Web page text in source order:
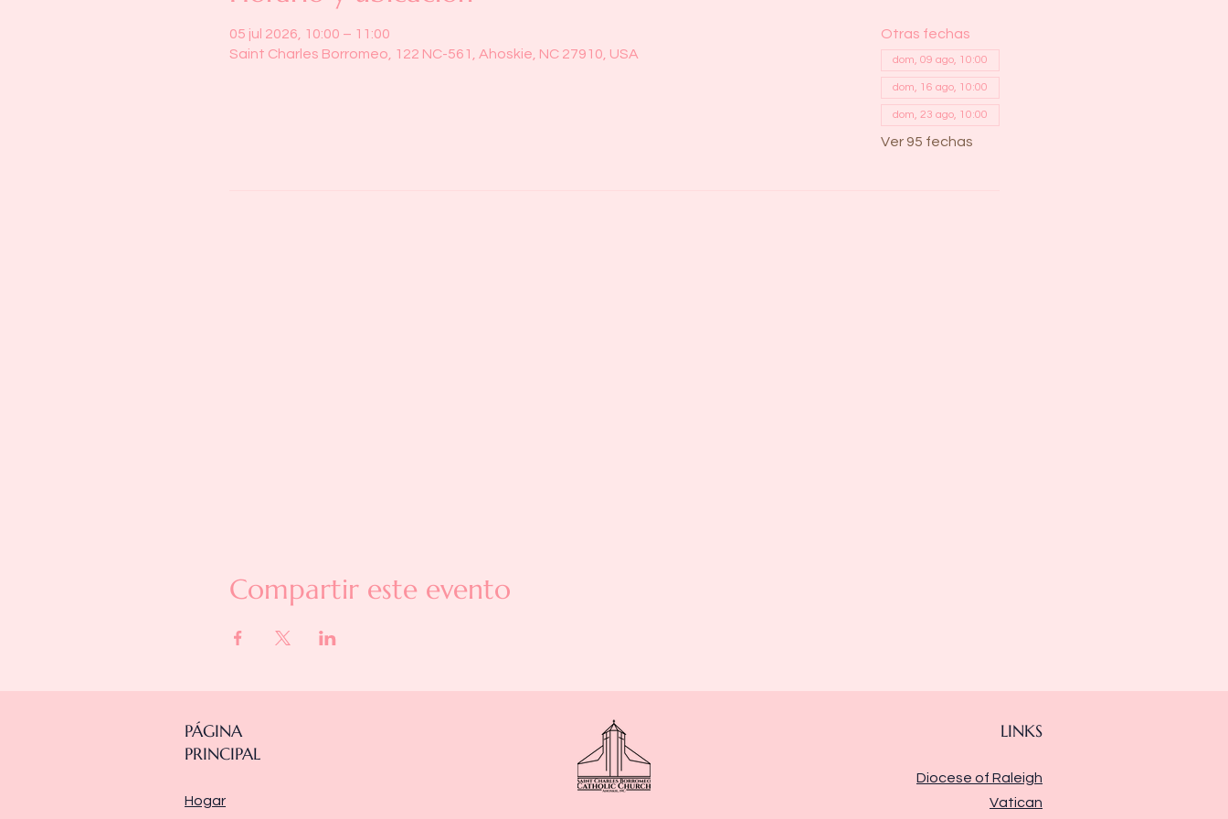
05 jul 2026, 10:00 – 11:00
Saint Charles Borromeo, 122 NC-561, Ahoskie, NC 27910, USA
Otras fechas
dom, 09 ago, 10:00
dom, 16 ago, 10:00
dom, 23 ago, 10:00
Ver 95 fechas
Compartir este evento
PÁGINA
PRINCIPAL
Hogar
LINKS
Diocese of Raleigh
Vatican